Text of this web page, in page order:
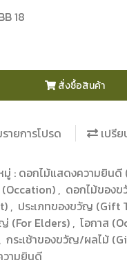
18
สั่งซื้อสินค้า
ายการโปรด เปรี
มู่ : ดอกไม้แสดงความยิน
(Occation) , ดอกไม้ของ
, ประเภทของขวัญ (Gift
(For Elders) , โอกาส
, กระเช้าของขวัญ/ผลไม้
ามยินดี